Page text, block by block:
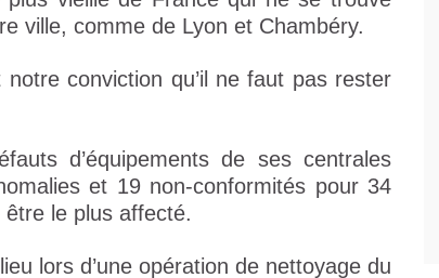
ville, comme de Lyon et Chambéry.
conviction qu’il ne faut pas rester
d’équipements de ses centrales
et 19 non-conformités pour 34
le plus affecté.
lors d’une opération de nettoyage du